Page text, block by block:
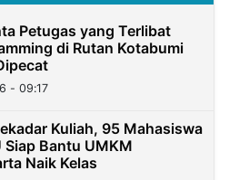
Petugas yang Terlibat
di Rutan Kotabumi
- 09:17
Kuliah, 95 Mahasiswa
Siap Bantu UMKM
Naik Kelas